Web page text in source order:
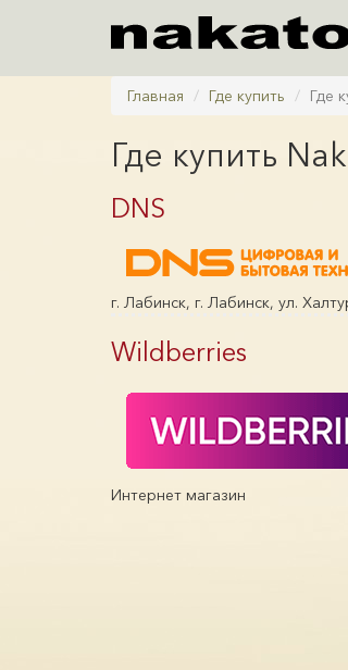
Главная Где купить Где
Где купить
DNS
г. Лабинск, г. Лабинск, ул.
Wildberries
Интернет магазин